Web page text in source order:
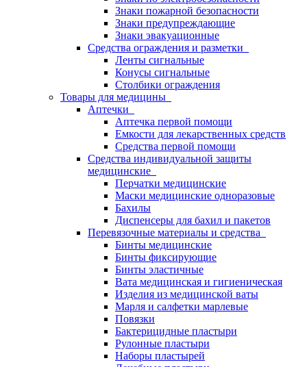
Знаки пожарной безопасности
Знаки предупреждающие
Знаки эвакуационные
Средства ограждения и разметки
Ленты сигнальные
Конусы сигнальные
Столбики ограждения
Товары для медицины
Аптечки
Аптечка первой помощи
Емкости для лекарственных средств
Средства первой помощи
Средства индивидуальной защиты
медицинские
Перчатки медицинские
Маски медицинские одноразовые
Бахилы
Диспенсеры для бахил и пакетов
Перевязочные материалы и средства
Бинты медицинские
Бинты фиксирующие
Бинты эластичные
Вата медицинская и гигиеническая
Изделия из медицинской ваты
Марля и салфетки марлевые
Повязки
Бактерицидные пластыри
Рулонные пластыри
Наборы пластырей